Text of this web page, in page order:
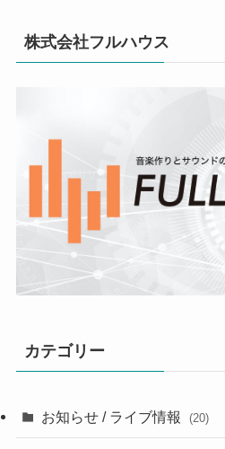
株式会社フルハウス
カテゴリー
お知らせ / ライブ情報 (20)